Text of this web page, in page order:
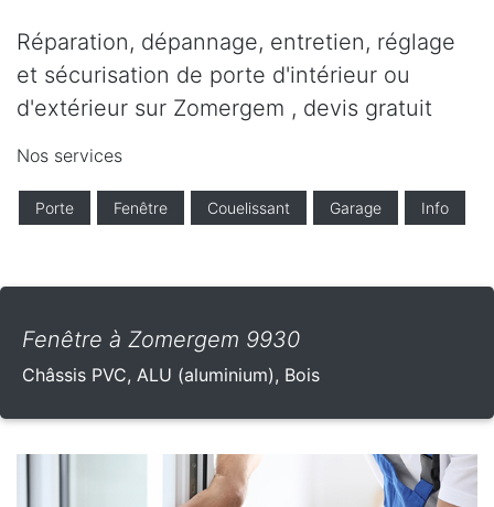
Réparation, dépannage, entretien, réglage
et sécurisation de porte d'intérieur ou
d'extérieur sur Zomergem , devis gratuit
Nos services
Porte Fenêtre Couelissant Garage Info
Fenêtre à Zomergem 9930
Châssis PVC, ALU (aluminium), Bois